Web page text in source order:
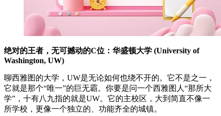
绝对的王者，无可撼动的C位：华盛顿大学 (University of
Washington, UW)
聊西雅图的大学，UW是无论如何也绕不开的。它不是之一，
它就是那个“唯一”的巨无霸。你要是问一个西雅图人“那所大
学”，十有八九指的就是UW。它的主校区，大到简直不像一
所学校，更像一个独立的、功能齐全的城镇。